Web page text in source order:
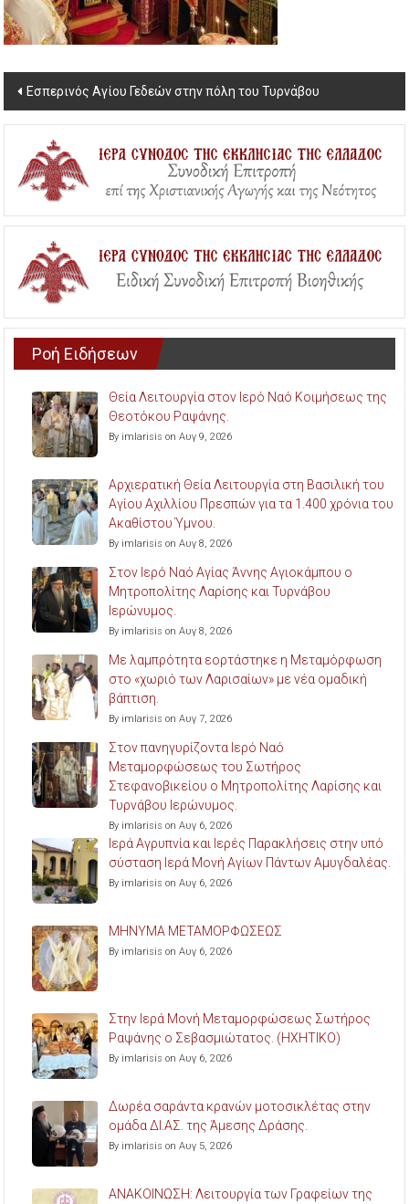
Post
navigation
Εσπερινός Αγίου Γεδεών στην πόλη του Τυρνάβου
Ροή Ειδήσεων
Θεία Λειτουργία στον Ιερό Ναό Κοιμήσεως της
Θεοτόκου Ραψάνης.
By imlarisis on Αυγ 9, 2026
Αρχιερατική Θεία Λειτουργία στη Βασιλική του
Αγίου Αχιλλίου Πρεσπών για τα 1.400 χρόνια του
Ακαθίστου Ύμνου.
By imlarisis on Αυγ 8, 2026
Στον Ιερό Ναό Αγίας Άννης Αγιοκάμπου ο
Μητροπολίτης Λαρίσης και Τυρνάβου
Ιερώνυμος.
By imlarisis on Αυγ 8, 2026
Με λαμπρότητα εορτάστηκε η Μεταμόρφωση
στο «χωριό των Λαρισαίων» με νέα ομαδική
βάπτιση.
By imlarisis on Αυγ 7, 2026
Στον πανηγυρίζοντα Ιερό Ναό
Μεταμορφώσεως του Σωτήρος
Στεφανοβικείου ο Μητροπολίτης Λαρίσης και
Τυρνάβου Ιερώνυμος.
By imlarisis on Αυγ 6, 2026
Ιερά Αγρυπνία και Ιερές Παρακλήσεις στην υπό
σύσταση Ιερά Μονή Αγίων Πάντων Αμυγδαλέας.
By imlarisis on Αυγ 6, 2026
ΜΗΝΥΜΑ ΜΕΤΑΜΟΡΦΩΣΕΩΣ
By imlarisis on Αυγ 6, 2026
Στην Ιερά Μονή Μεταμορφώσεως Σωτήρος
Ραψάνης ο Σεβασμιώτατος. (ΗΧΗΤΙΚΟ)
By imlarisis on Αυγ 6, 2026
Δωρέα σαράντα κρανών μοτοσικλέτας στην
ομάδα ΔΙ.ΑΣ. της Άμεσης Δράσης.
By imlarisis on Αυγ 5, 2026
ΑΝΑΚΟΙΝΩΣΗ: Λειτουργία των Γραφείων της